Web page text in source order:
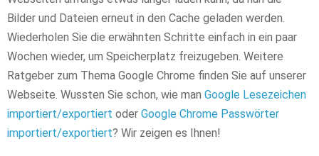
Bilder und Dateien erneut in den Cache geladen werden.
Wiederholen Sie die erwähnten Schritte einfach in ein paar
Wochen wieder, um Speicherplatz freizugeben. Weitere
Ratgeber zum Thema Google Chrome finden Sie auf unserer
Webseite. Wussten Sie schon, wie man Google Lesezeichen
importiert/exportiert oder Google Chrome Passwörter
importiert/exportiert? Wir zeigen es Ihnen!